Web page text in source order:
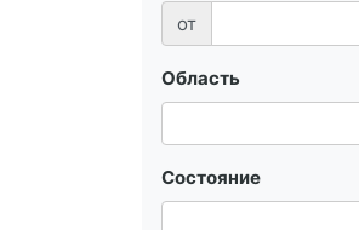
от
Область
Состояние